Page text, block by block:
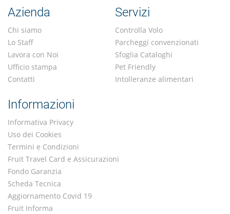
Azienda
Chi siamo
Lo Staff
Lavora con Noi
Ufficio stampa
Contatti
Servizi
Controlla Volo
Parcheggi convenzionati
Sfoglia Cataloghi
Pet Friendly
Intolleranze alimentari
Informazioni
Informativa Privacy
Uso dei Cookies
Termini e Condizioni
Fruit Travel Card e Assicurazioni
Fondo Garanzia
Scheda Tecnica
Aggiornamento Covid 19
Fruit Informa